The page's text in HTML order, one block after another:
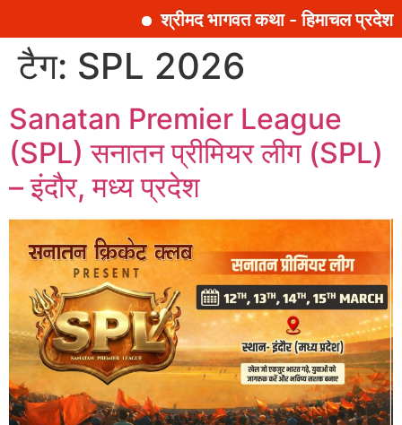
श्रीमद भागवत कथा - हिमाचल
सामग्रीटैग: SPL 2026
Sanatan Premier League
(SPL) सनातन प्रीमियर लीग (SPL)
– इंदौर, मध्य प्रदेश